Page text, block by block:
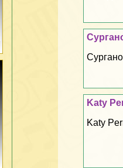
Katy
Katy